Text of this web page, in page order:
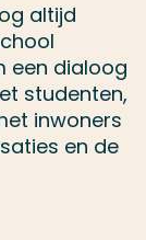
altijd
een dialoog
studenten,
inwoners
en de